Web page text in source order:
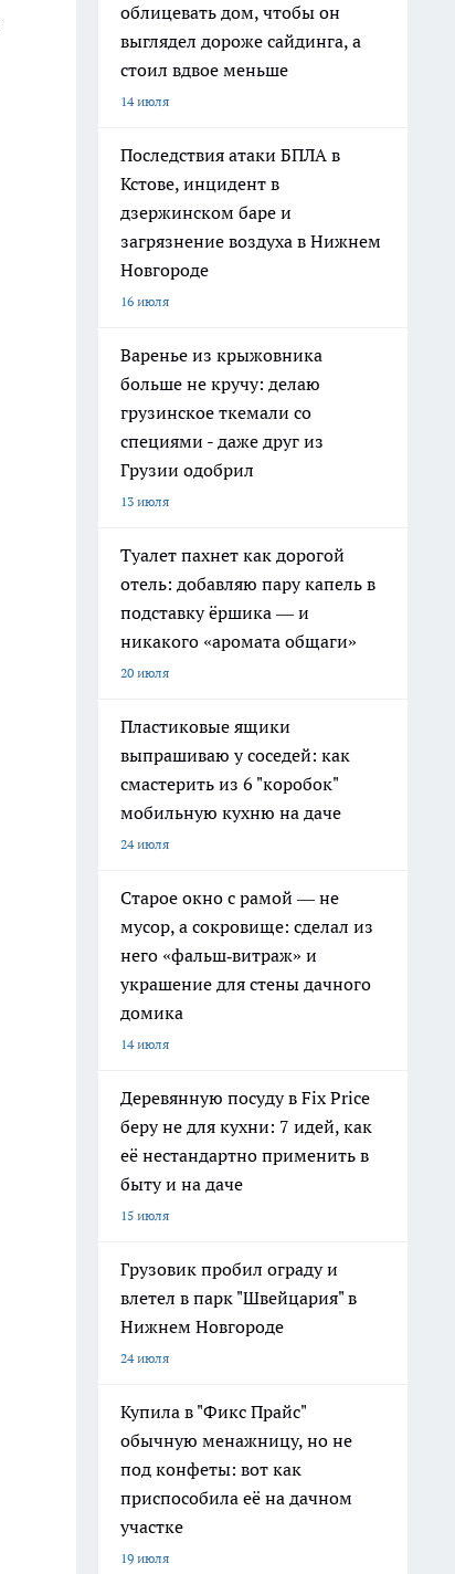
облицевать дом, чтобы он
выглядел дороже сайдинга, а
стоил вдвое меньше
14 июля
Последствия атаки БПЛА в
Кстове, инцидент в
дзержинском баре и
загрязнение воздуха в Нижнем
Новгороде
16 июля
Варенье из крыжовника
больше не кручу: делаю
грузинское ткемали со
специями - даже друг из
Грузии одобрил
13 июля
Туалет пахнет как дорогой
отель: добавляю пару капель в
подставку ёршика — и
никакого «аромата общаги»
20 июля
Пластиковые ящики
выпрашиваю у соседей: как
смастерить из 6 "коробок"
мобильную кухню на даче
24 июля
Старое окно с рамой — не
мусор, а сокровище: сделал из
него «фальш‑витраж» и
украшение для стены дачного
домика
14 июля
Деревянную посуду в Fix Price
беру не для кухни: 7 идей, как
её нестандартно применить в
быту и на даче
15 июля
Грузовик пробил ограду и
влетел в парк "Швейцария" в
Нижнем Новгороде
24 июля
Купила в "Фикс Прайс"
обычную менажницу, но не
под конфеты: вот как
приспособила её на дачном
участке
19 июля